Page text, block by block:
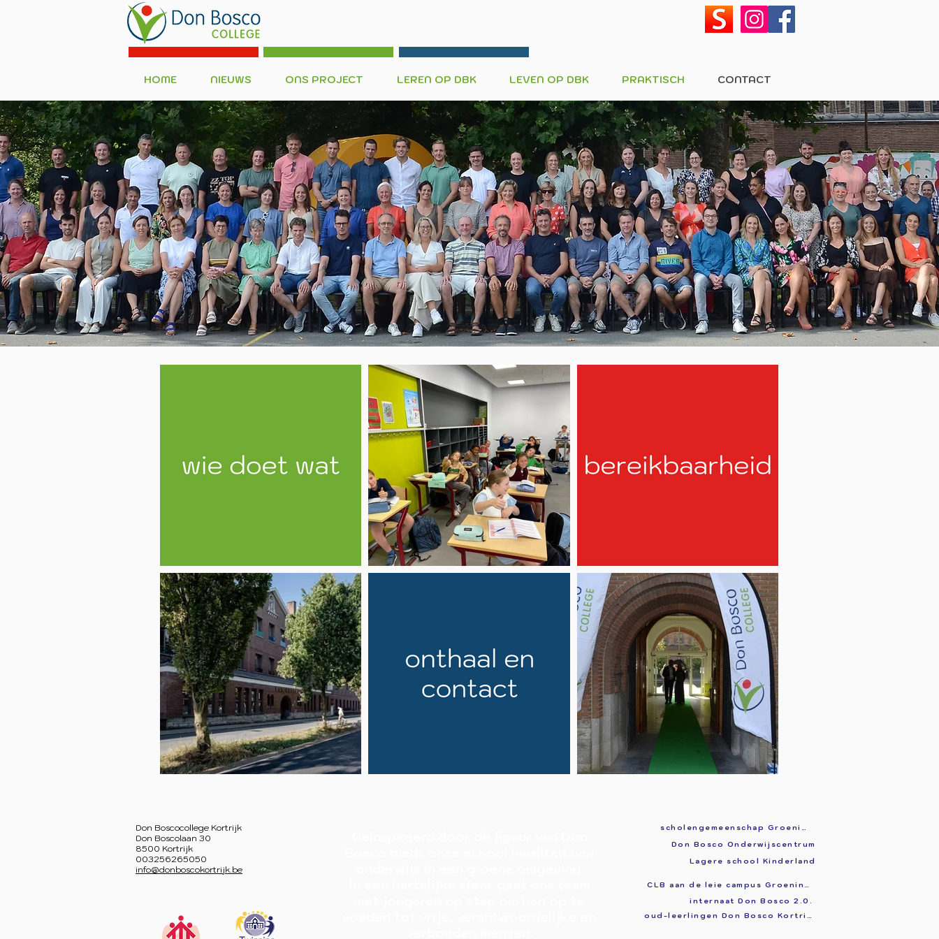
HOME NIEUWS ONS PROJECT LEREN OP DBK LEVEN OP DBK PRAKTISCH CONTACT
Het team van Don Bosco Kortrijk
Don Boscocollege Kortrijk
Don Boscolaan 30
8500 Kortrijk
003256265050
info@donboscokortrijk.be
scholengemeenschap Groeninge
Don Bosco Onderwijscentrum
Lagere school Kinderland
CLB aan de leie campus Groeninge
internaat Don Bosco 2.0.
oud-leerlingen Don Bosco Kortrijk